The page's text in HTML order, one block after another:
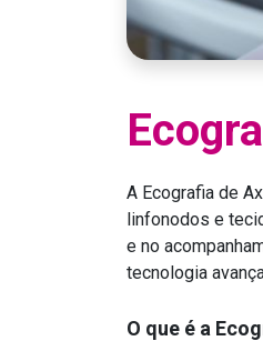
A Ecografia de
linfonodos e
e no
tecnologia
O que é a